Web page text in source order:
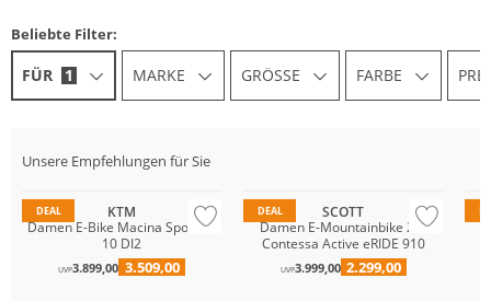
Beliebte Filter:
FÜR 1 MARKE GRÖSSE FARBE
Unsere Empfehlungen für Sie
DEAL
KTM
Damen E-Bike Macina Sport SX
10 DI2
UVP3.899,00 3.509,00
DEAL
SCOTT
Damen E-Mountainbike 29"
Contessa Active eRIDE 910
UVP3.999,00 2.299,00